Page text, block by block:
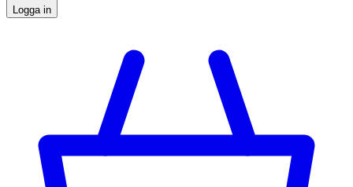
Logga in